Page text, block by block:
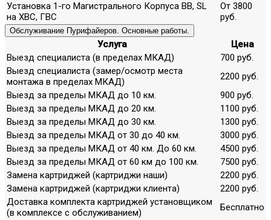
Установка 1-го Магистрального Корпуса ВВ, SL
на ХВС, ГВС
От 3800
руб.
Обслуживание Пурифайеров. Основные работы.
Услуга
Цена
Выезд специалиста (в пределах МКАД)
700 руб.
Выезд специалиста (замер/осмотр места
монтажа в пределах МКАД)
2200 руб.
Выезд за пределы МКАД до 10 км.
900 руб.
Выезд за пределы МКАД до 20 км.
1100 руб.
Выезд за пределы МКАД до 30 км.
1300 руб.
Выезд за пределы МКАД от 30 до 40 км.
3000 руб.
Выезд за пределы МКАД от 40 км. До 60 км.
4500 руб.
Выезд за пределы МКАД от 60 км до 100 км.
7500 руб.
Замена картриджей (картриджи наши)
2200 руб.
Замена картриджей (картриджи клиента)
2200 руб.
Доставка комплекта картриджей установщиком
(в комплексе с обслуживанием)
Бесплатно